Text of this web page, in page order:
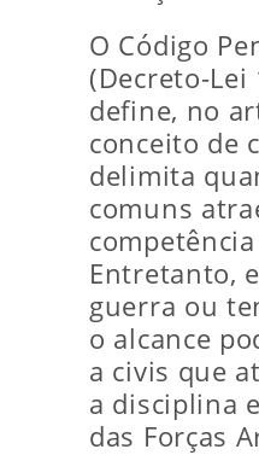
O Código
(Decreto-
define, no
conceito de
delimita
comuns
Entretanto,
guerra ou
o alcance
a civis que
a disciplina
das Forças